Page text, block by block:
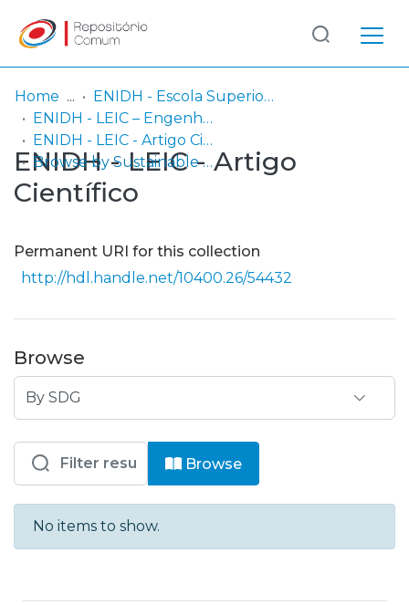
Communities
& Collections
Browse repository
Entities
Log
In
(current)
Home
ENIDH - Escola Superior Náutica Infante D. Henrique
ENIDH - LEIC – Engenharia Informática e de Computadores
ENIDH - LEIC - Artigo Científico
Browse by Sustainable Development Goals (SDG)
ENIDH - LEIC - Artigo
Científico
Permanent URI for this collection
http://hdl.handle.net/10400.26/54432
Browse
Browsing ENIDH - LEIC - Artigo
Browse
No items to show.